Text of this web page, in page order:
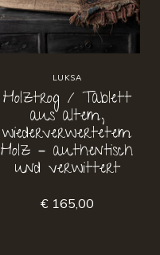
LUKSA
Holztrog / Tablett
aus altem,
wiederverwertetem
Holz – authentisch
und verwittert
€ 165,00